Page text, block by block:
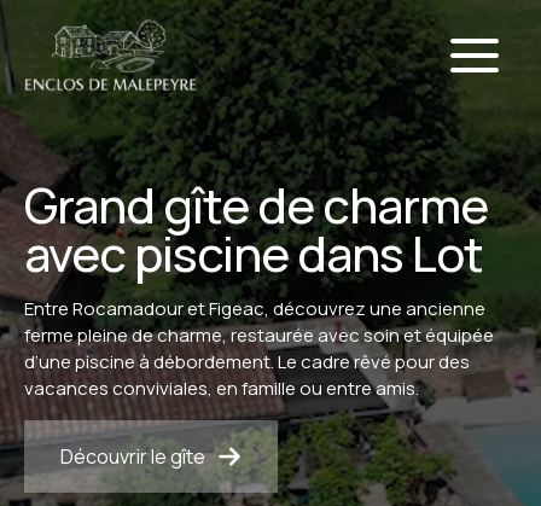
Aller
contenu
Grand gîte de charme
avec piscine dans Lot
Entre Rocamadour et Figeac, découvrez une ancienne
ferme pleine de charme, restaurée avec soin et équipée
d’une piscine à débordement. Le cadre rêvé pour des
vacances conviviales, en famille ou entre amis.
Découvrir le gîte